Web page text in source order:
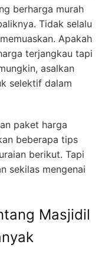
berharga murah
Tidak selalu
Apakah
terjangkau tapi
asalkan
selektif dalam
paket harga
beberapa tips
berikut. Tapi
sekilas mengenai
Masjidil